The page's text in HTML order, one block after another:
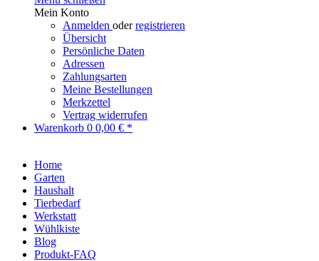
Mein Konto
Anmelden oderregistrieren
Übersicht
Persönliche Daten
Adressen
Zahlungsarten
Meine Bestellungen
Merkzettel
Vertrag widerrufen
Warenkorb 0 0,00 € *
Home
Garten
Haushalt
Tierbedarf
Werkstatt
Wühlkiste
Blog
Produkt-FAQ